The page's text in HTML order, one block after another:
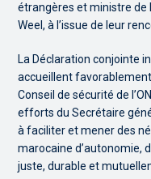
étrangères et ministre de
Weel, à l’issue de leur
La Déclaration conjointe
accueillent
Conseil de sécurité de
efforts du Secrétaire
à faciliter et mener des
marocaine d’autonomie,
juste, durable et